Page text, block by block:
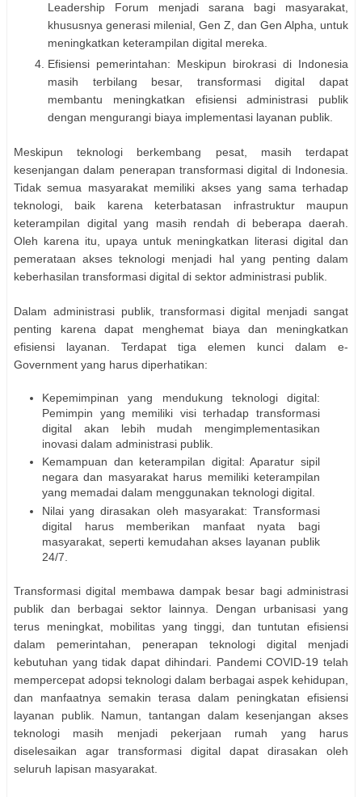
Leadership Forum menjadi sarana bagi masyarakat,
khususnya generasi milenial, Gen Z, dan Gen Alpha, untuk
meningkatkan keterampilan digital mereka.
Efisiensi pemerintahan: Meskipun birokrasi di Indonesia
masih terbilang besar, transformasi digital dapat
membantu meningkatkan efisiensi administrasi publik
dengan mengurangi biaya implementasi layanan publik.
Meskipun teknologi berkembang pesat, masih terdapat
kesenjangan dalam penerapan transformasi digital di Indonesia.
Tidak semua masyarakat memiliki akses yang sama terhadap
teknologi, baik karena keterbatasan infrastruktur maupun
keterampilan digital yang masih rendah di beberapa daerah.
Oleh karena itu, upaya untuk meningkatkan literasi digital dan
pemerataan akses teknologi menjadi hal yang penting dalam
keberhasilan transformasi digital di sektor administrasi publik.
Dalam administrasi publik, transformasi digital menjadi sangat
penting karena dapat menghemat biaya dan meningkatkan
efisiensi layanan. Terdapat tiga elemen kunci dalam e-
Government yang harus diperhatikan:
Kepemimpinan yang mendukung teknologi digital:
Pemimpin yang memiliki visi terhadap transformasi
digital akan lebih mudah mengimplementasikan
inovasi dalam administrasi publik.
Kemampuan dan keterampilan digital: Aparatur sipil
negara dan masyarakat harus memiliki keterampilan
yang memadai dalam menggunakan teknologi digital.
Nilai yang dirasakan oleh masyarakat: Transformasi
digital harus memberikan manfaat nyata bagi
masyarakat, seperti kemudahan akses layanan publik
24/7.
Transformasi digital membawa dampak besar bagi administrasi
publik dan berbagai sektor lainnya. Dengan urbanisasi yang
terus meningkat, mobilitas yang tinggi, dan tuntutan efisiensi
dalam pemerintahan, penerapan teknologi digital menjadi
kebutuhan yang tidak dapat dihindari. Pandemi COVID-19 telah
mempercepat adopsi teknologi dalam berbagai aspek kehidupan,
dan manfaatnya semakin terasa dalam peningkatan efisiensi
layanan publik. Namun, tantangan dalam kesenjangan akses
teknologi masih menjadi pekerjaan rumah yang harus
diselesaikan agar transformasi digital dapat dirasakan oleh
seluruh lapisan masyarakat.